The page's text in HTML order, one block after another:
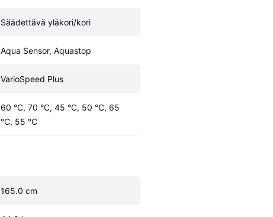
Säädettävä yläkori/kori
Aqua Sensor, Aquastop
VarioSpeed Plus
60 °C, 70 °C, 45 °C, 50 °C, 65
°C, 55 °C
165.0 cm